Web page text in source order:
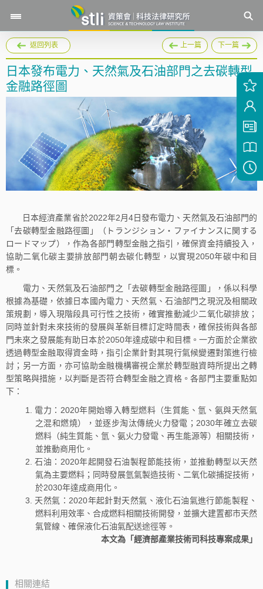
返回列表 上一篇 下一篇
日本發布電力、天然氣及石油部門之去碳轉型
金融路徑圖
日本經濟產業省於2022年2月4日發布電力、天然氣及石油部門的
「去碳轉型金融路徑圖」（トランジション・ファイナンスに関する
ロードマップ），作為各部門轉型金融之指引，確保資金持續投入，
協助二氧化碳主要排放部門朝去碳化轉型，以實現2050年碳中和目
標。
電力、天然氣及石油部門之「去碳轉型金融路徑圖」，係以科學
根據為基礎，依據日本國內電力、天然氣、石油部門之現況及相關政
策規劃，導入現階段具可行性之技術，確實推動減少二氧化碳排放；
同時並針對未來技術的發展與革新目標訂定時間表，確保技術與各部
門未來之發展能有助日本於2050年達成碳中和目標。一方面於企業欲
透過轉型金融取得資金時，指引企業針對其現行氣候變遷對策進行檢
討；另一方面，亦可協助金融機構審視企業於轉型融資時所提出之轉
型策略與措施，以判斷是否符合轉型金融之資格。各部門主要重點如
下：
電力：2020年開始導入轉型燃料（生質能、氫、氨與天然氣
之混和燃燒），並逐步淘汰傳統火力發電；2030年確立去碳
燃料（純生質能、氫、氨火力發電、再生能源等）相關技術，
並推動商用化。
石油：2020年起開發石油製程節能技術，並推動轉型以天然
氣為主要燃料；同時發展氫氣製造技術、二氧化碳捕捉技術，
於2030年達成商用化。
天然氣：2020年起針對天然氣、液化石油氣進行節能製程、
燃料利用效率、合成燃料相關技術開發，並擴大建置都市天然
氣管線、確保液化石油氣配送途徑等。
本文為「經濟部產業技術司科技專案成果」
相關連結